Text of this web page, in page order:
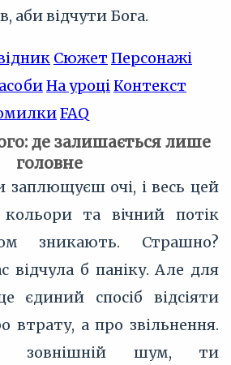
аби відчути Бога.
Сюжет Персонажі
На уроці Контекст
FAQ
де залишається лише
головне
заплющуєш очі, і весь цей
кольори та вічний потік
зникають. Страшно?
відчула б паніку. Але для
єдиний спосіб відсіяти
втрату, а про звільнення.
зовнішній шум, ти